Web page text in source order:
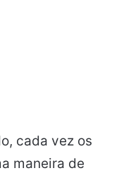
cada vez os
maneira de